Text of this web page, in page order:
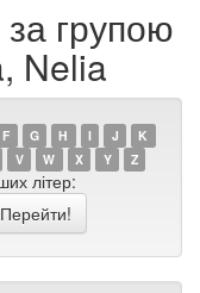
групою
Nelia
F G H I J
K
V W X Y Z
літер: